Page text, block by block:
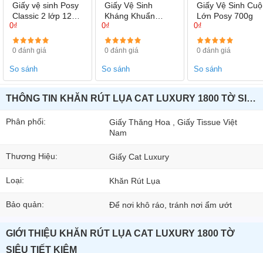
Giấy vệ sinh Posy
Classic 2 lớp 12
cuộn/túi
0₫
0 đánh giá
So sánh
Giấy Vệ Sinh
Kháng Khuẩn
POSY LUXURY 4
Lớp ,9 Cuộn/ Túi
0₫
0 đánh giá
So sánh
Giấy Vệ Sinh
Lớn Posy 700g
0₫
0 đánh giá
So sánh
THÔNG TIN KHĂN RÚT LỤA CAT LUXURY 1800 TỜ SIÊU TIẾT KIỆM
Phân phối:
Giấy Thăng Hoa , Giấy Tissue Việt
Nam
Thương Hiệu: Giấy Cat Luxury
Loại: Khăn Rút Lụa
Bảo quản: Để nơi khô ráo, tránh nơi ẩm ướt
GIỚI THIỆU KHĂN RÚT LỤA CAT LUXURY 1800 TỜ
SIÊU TIẾT KIỆM